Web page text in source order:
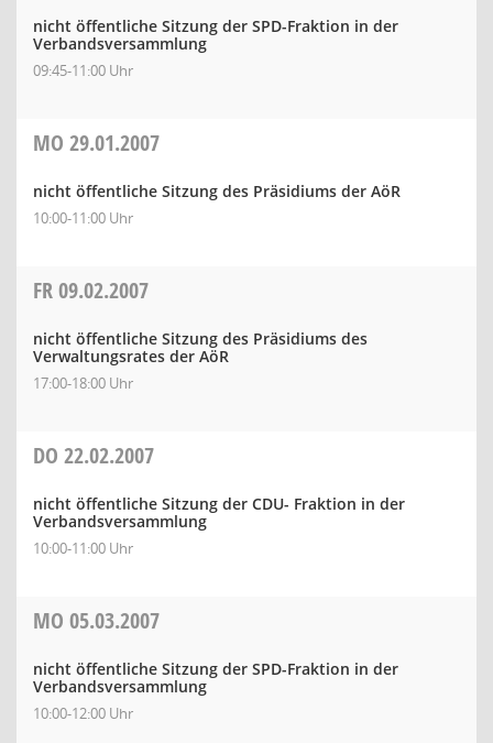
nicht öffentliche Sitzung der SPD-Fraktion in der
Verbandsversammlung
09:45-11:00 Uhr
MO 29.01.2007
nicht öffentliche Sitzung des Präsidiums der AöR
10:00-11:00 Uhr
FR09.02.2007
nicht öffentliche Sitzung des Präsidiums des
Verwaltungsrates der AöR
17:00-18:00 Uhr
DO 22.02.2007
nicht öffentliche Sitzung der CDU- Fraktion in der
Verbandsversammlung
10:00-11:00 Uhr
MO 05.03.2007
nicht öffentliche Sitzung der SPD-Fraktion in der
Verbandsversammlung
10:00-12:00 Uhr